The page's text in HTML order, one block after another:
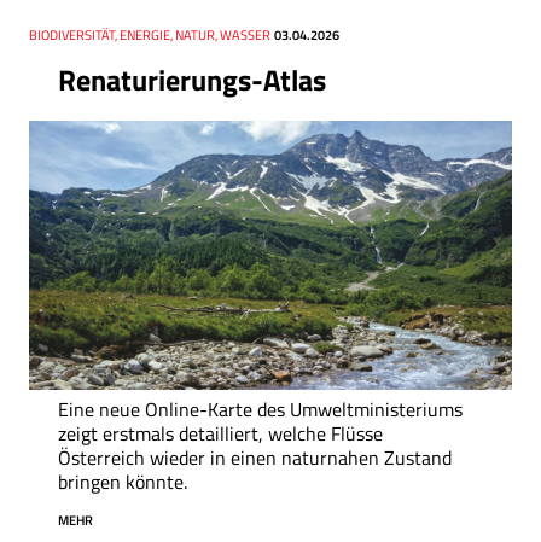
Renaturierungs-Atlas
Thema
BIODIVERSITÄT, ENERGIE, NATUR, WASSER
Datum 03.04.2026
Eine neue Online-Karte des Umweltministeriums
zeigt erstmals detailliert, welche Flüsse
Österreich wieder in einen naturnahen Zustand
bringen könnte.
MEHR